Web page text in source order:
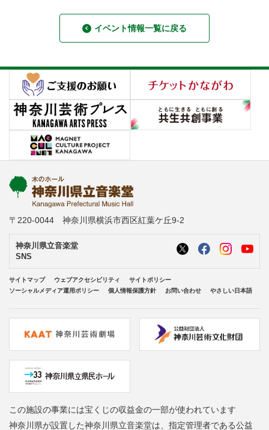
イベント情報一覧に戻る
〒220-0044 神奈川県横浜市西区紅葉ケ丘9-2
神奈川県立音楽堂
SNS
サイトマップ ウェブアクセシビリティ
サイトポリシー
ソーシャルメディア運用ポリシー
個人情報保護方針 お問い合わせ やさしい日本語
この施設の事業には宝くじの収益金の一部が使われています
神奈川県が設置した神奈川県立音楽堂は、指定管理者である公益